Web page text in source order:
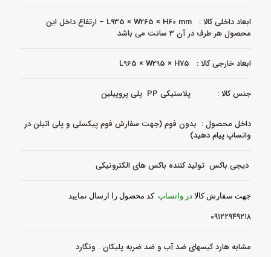
ابعاد داخلی کالا : L935 × W265 × H60 mm – ارتفاع داخل این
محصول هر طرف در آن 3 سانت می باشد
ابعاد خارجی کالا : L965 × W295 × H75
جنس کالا : پلاستیکی PP پلی پروپیلین
داخل محصول : بدون فوم (جهت سفارش فوم پیکسلی و پلی اتیلن در
واتساپ پیام دهید)
دیجی باکس تولید کننده باکس های الکترونیکی
جهت سفارش کالا در واتساپکد محصول را ارسال نمایید
۰۹۱۲۲۹۴۹۲۱۸
مشابه هارد کیسهای ضد آب و ضد ضربه پلیکان . ونگارد
هارد
کیس
|
دیجی
عدد